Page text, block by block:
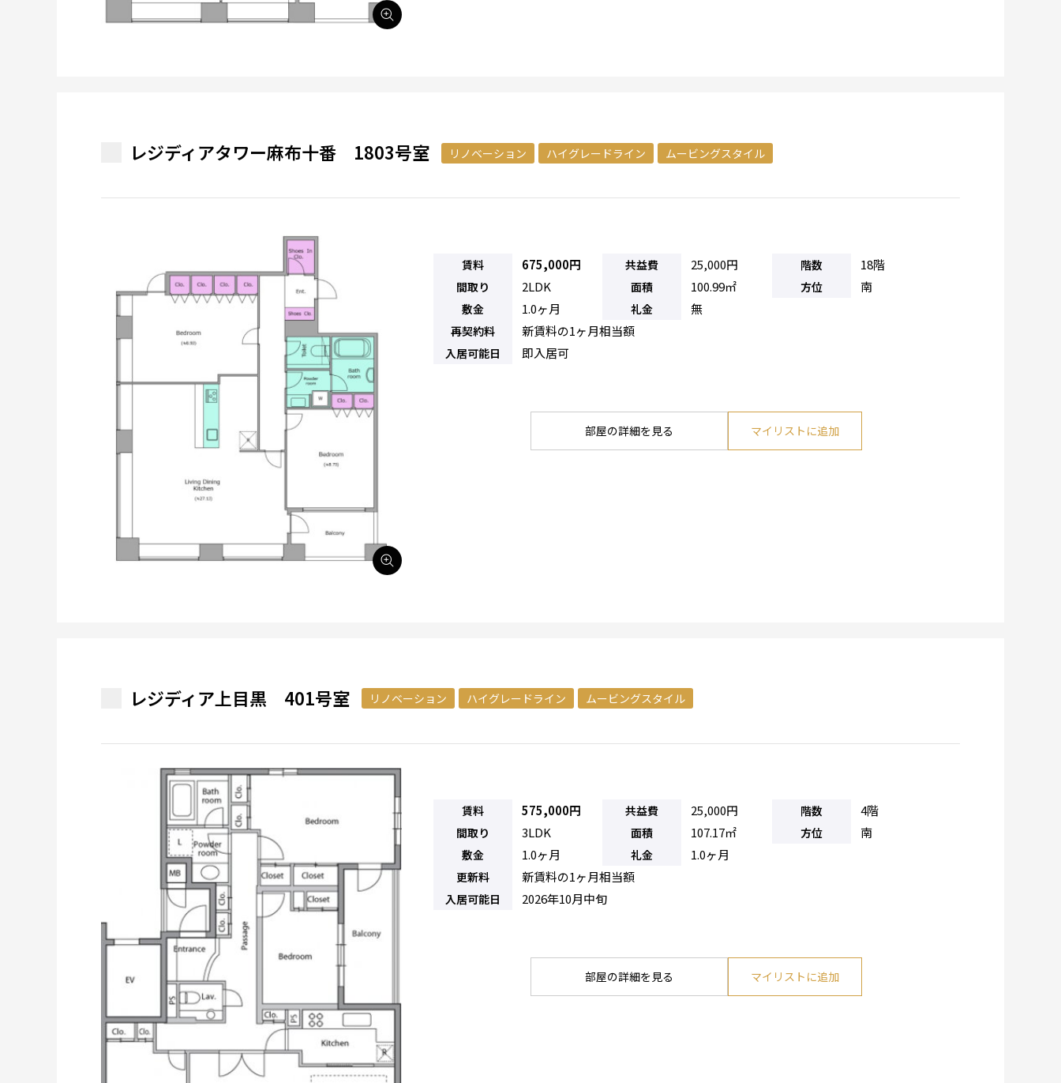
レジディアタワー麻布十番 1803号室 リノベーション ハイグレードライン ムービングスタイル
賃料 675,000円 共益費 25,000円 階数 18階
間取り 2LDK 面積 100.99㎡ 方位 南
敷金 1.0ヶ月 礼金 無
再契約料 新賃料の1ヶ月相当額
入居可能日 即入居可
部屋の詳細を見る マイリストに追加
レジディア上目黒 401号室 リノベーション ハイグレードライン ムービングスタイル
賃料 575,000円 共益費 25,000円 階数 4階
間取り 3LDK 面積 107.17㎡ 方位 南
敷金 1.0ヶ月 礼金 1.0ヶ月
更新料 新賃料の1ヶ月相当額
入居可能日 2026年10月中旬
部屋の詳細を見る マイリストに追加